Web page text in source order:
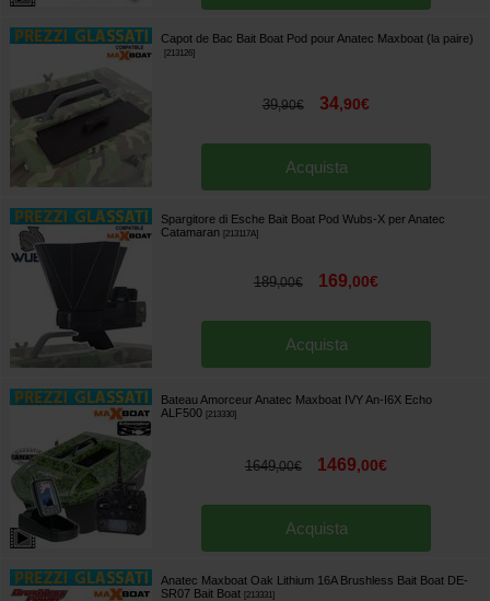
Capot de Bac Bait Boat Pod pour Anatec Maxboat (la paire)
213126]
39,90€ 34,90€
Acquista
Spargitore di Esche Bait Boat Pod Wubs-X per Anatec
Catamaran
213117A]
189,00€ 169,00€
Acquista
Bateau Amorceur Anatec Maxboat IVY An-I6X Echo
ALF500
213330]
1649,00€ 1469,00€
Acquista
Anatec Maxboat Oak Lithium 16A Brushless Bait Boat DE-
SR07 Bait Boat
213331]